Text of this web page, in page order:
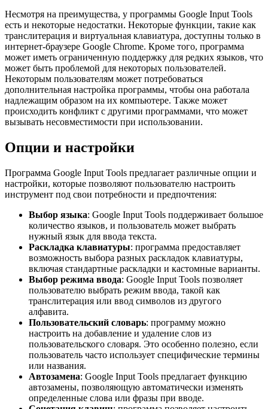
Несмотря на преимущества, у программы Google Input Tools
есть и некоторые недостатки. Некоторые функции, такие как
транслитерация и виртуальная клавиатура, доступны только в
интернет-браузере Google Chrome. Кроме того, программа
может иметь ограниченную поддержку для редких языков, что
может быть проблемой для некоторых пользователей.
Некоторым пользователям может потребоваться
дополнительная настройка программы, чтобы она работала
надлежащим образом на их компьютере. Также может
происходить конфликт с другими программами, что может
вызывать несовместимости при использовании.
Опции и настройки
Программа Google Input Tools предлагает различные опции и
настройки, которые позволяют пользователю настроить
инструмент под свои потребности и предпочтения:
Выбор языка: Google Input Tools поддерживает большое
количество языков, и пользователь может выбрать
нужный язык для ввода текста.
Раскладка клавиатуры: программа предоставляет
возможность выбора разных раскладок клавиатуры,
включая стандартные раскладки и кастомные варианты.
Выбор режима ввода: Google Input Tools позволяет
пользователю выбрать режим ввода, такой как
транслитерация или ввод символов из другого
алфавита.
Пользовательский словарь: программу можно
настроить на добавление и удаление слов из
пользовательского словаря. Это особенно полезно, если
пользователь часто использует специфические термины
или названия.
Автозамена: Google Input Tools предлагает функцию
автозамены, позволяющую автоматически изменять
определенные слова или фразы при вводе.